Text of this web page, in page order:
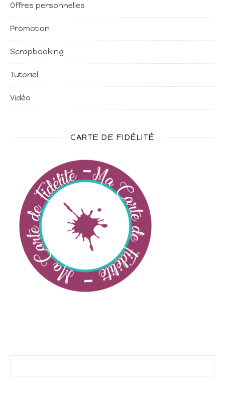
Offres personnelles
Promotion
Scrapbooking
Tutoriel
Vidéo
CARTE DE FIDÉLITÉ